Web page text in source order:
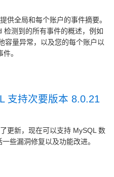
供全局和每个账户的事件摘要。
检测到的所有事件的概述，例如
容量异常，以及您的每个账户以
件。
支持次要版本 8.0.21
更新，现在可以支持 MySQL 数
些漏洞修复以及功能改进。